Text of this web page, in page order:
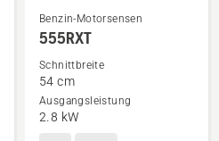
Mehr
Details
zu
anzeigen
Benzin-Motorsensen
555RXT
Schnittbreite
54 cm
Ausgangsleistung
2.8 kW